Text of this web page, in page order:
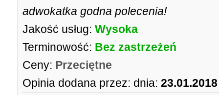
adwokatka godna polecenia!
Jakość usług: Wysoka
Terminowość: Bez zastrzeżeń
Ceny: Przeciętne
Opinia dodana przez: dnia: